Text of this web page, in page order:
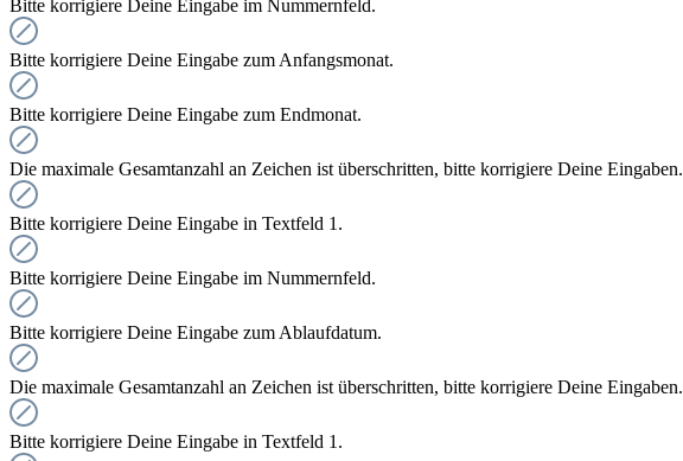
Bitte korrigiere Deine Eingabe im Nummernfeld.
Bitte korrigiere Deine Eingabe zum Anfangsmonat.
Bitte korrigiere Deine Eingabe zum Endmonat.
Die maximale Gesamtanzahl an Zeichen ist überschritten, bitte korrigiere Deine Eingaben.
Bitte korrigiere Deine Eingabe in Textfeld 1.
Bitte korrigiere Deine Eingabe im Nummernfeld.
Bitte korrigiere Deine Eingabe zum Ablaufdatum.
Die maximale Gesamtanzahl an Zeichen ist überschritten, bitte korrigiere Deine Eingaben.
Bitte korrigiere Deine Eingabe in Textfeld 1.